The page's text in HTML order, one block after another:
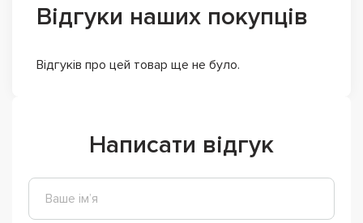
Відгуки наших покупців
Відгуків про цей товар ще не було.
Написати відгук